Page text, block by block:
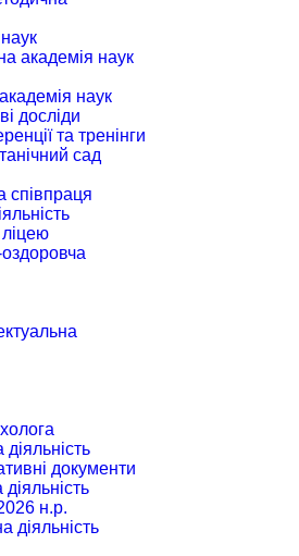
академія наук
наук
досліди
та тренінги
сад
співпраця
діяльність
документи
н.р.
діяльність